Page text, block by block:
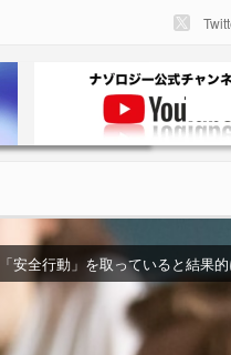
安全行動」を取っていると結果